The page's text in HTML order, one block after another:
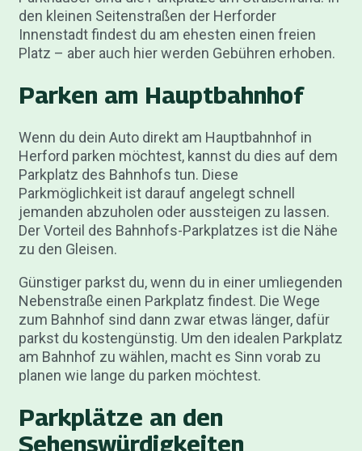
den kleinen Seitenstraßen der Herforder
Innenstadt findest du am ehesten einen freien
Platz – aber auch hier werden Gebühren erhoben.
Parken am Hauptbahnhof
Wenn du dein Auto direkt am Hauptbahnhof in
Herford parken möchtest, kannst du dies auf dem
Parkplatz des Bahnhofs tun. Diese
Parkmöglichkeit ist darauf angelegt schnell
jemanden abzuholen oder aussteigen zu lassen.
Der Vorteil des Bahnhofs-Parkplatzes ist die Nähe
zu den Gleisen.
Günstiger parkst du, wenn du in einer umliegenden
Nebenstraße einen Parkplatz findest. Die Wege
zum Bahnhof sind dann zwar etwas länger, dafür
parkst du kostengünstig. Um den idealen Parkplatz
am Bahnhof zu wählen, macht es Sinn vorab zu
planen wie lange du parken möchtest.
Parkplätze an den
Sehenswürdigkeiten